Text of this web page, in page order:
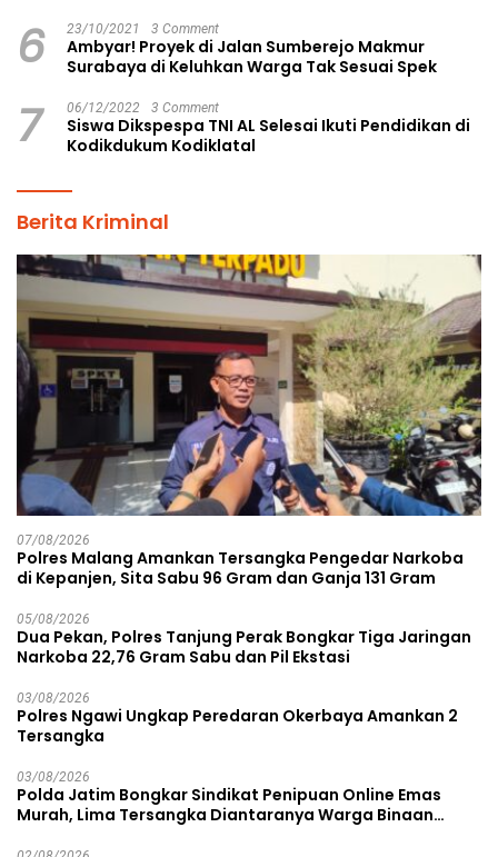
6 23/10/2021 3 Comment
Ambyar! Proyek di Jalan Sumberejo Makmur
Surabaya di Keluhkan Warga Tak Sesuai Spek
7 06/12/2022 3 Comment
Siswa Dikspespa TNI AL Selesai Ikuti Pendidikan di
Kodikdukum Kodiklatal
Berita Kriminal
07/08/2026
Polres Malang Amankan Tersangka Pengedar Narkoba
di Kepanjen, Sita Sabu 96 Gram dan Ganja 131 Gram
05/08/2026
Dua Pekan, Polres Tanjung Perak Bongkar Tiga Jaringan
Narkoba 22,76 Gram Sabu dan Pil Ekstasi
03/08/2026
Polres Ngawi Ungkap Peredaran Okerbaya Amankan 2
Tersangka
03/08/2026
Polda Jatim Bongkar Sindikat Penipuan Online Emas
Murah, Lima Tersangka Diantaranya Warga Binaan